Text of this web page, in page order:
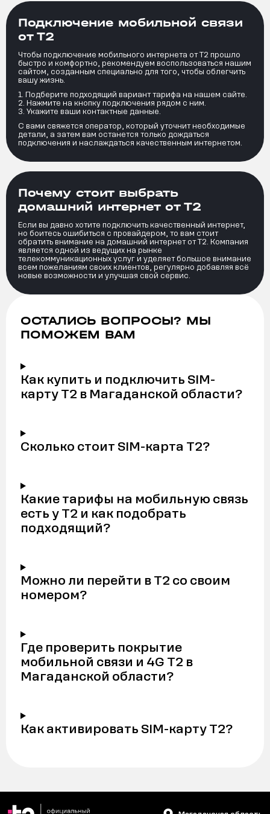
Подключение мобильной связи
от Т2
Чтобы подключение мобильного интернета от Т2 прошло
быстро и комфортно, рекомендуем воспользоваться нашим
сайтом, созданным специально для того, чтобы облегчить
вашу жизнь.
Подберите подходящий вариант тарифа на нашем сайте.
Нажмите на кнопку подключения рядом с ним.
Укажите ваши контактные данные.
С вами свяжется оператор, который уточнит необходимые
детали, а затем вам останется только дождаться
подключения и наслаждаться качественным интернетом.
Почему стоит выбрать
домашний интернет от Т2
Если вы давно хотите подключить качественный интернет,
но боитесь ошибиться с провайдером, то вам стоит
обратить внимание на домашний интернет от Т2. Компания
является одной из ведущих на рынке
телекоммуникационных услуг и уделяет большое внимание
всем пожеланиям своих клиентов, регулярно добавляя всё
новые возможности и улучшая свой сервис.
ОСТАЛИСЬ ВОПРОСЫ? МЫ
ПОМОЖЕМ ВАМ
Как купить и подключить SIM-
карту Т2 в Магаданской области?
Сколько стоит SIM-карта Т2?
Какие тарифы на мобильную связь
есть у Т2 и как подобрать
подходящий?
Можно ли перейти в Т2 со своим
номером?
Где проверить покрытие
мобильной связи и 4G Т2 в
Магаданской области?
Как активировать SIM-карту Т2?